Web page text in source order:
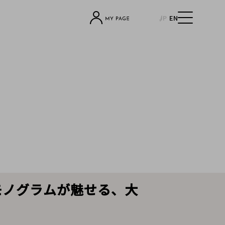
JP EN
グラムが魅せる、大